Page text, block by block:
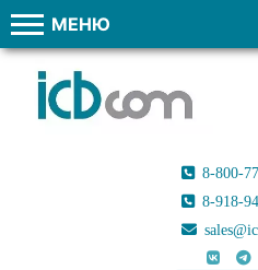
МЕНЮ
8-800-
8-918-